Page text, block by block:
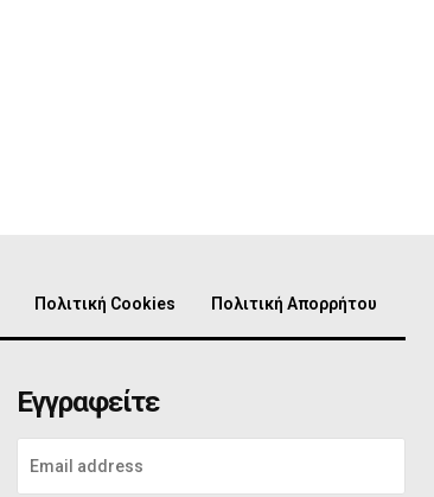
Πολιτική Cookies Πολιτική Απορρήτου
Εγγραφείτε